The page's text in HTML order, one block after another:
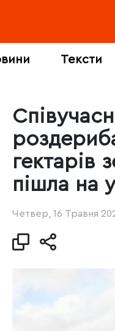
Тексти
гектарів
пішла на
Четвер, 16 Травня